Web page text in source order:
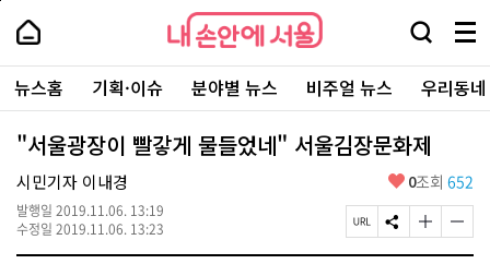
본
로
가
내
손
안
에
서
울
-
서
울
시
대
표
소
내
손
에
울
검
창
열
기
메
뉴
전
체
보
주
요
서
뉴스홈 기획·이슈 분야별 뉴스 비주얼 뉴스 우리동
"서울광장이 빨갛게 물들었네" 서울김장문화제
시민기자 이내경
발행일 2019.11.06. 13:19
수정일 2019.11.06. 13:23
좋
요
0조회 652
페
이
S
N
글
자
글
자
페
상
단
로